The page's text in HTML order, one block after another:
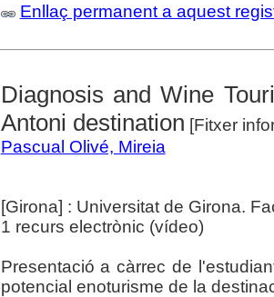
Enllaç permanent a aquest
Diagnosis and Wine
Antoni destination [Fitxer
Pascual Olivé, Mireia
[Girona] : Universitat de Girona.
1 recurs electrònic (vídeo)
Presentació a càrrec de
potencial enoturisme de la